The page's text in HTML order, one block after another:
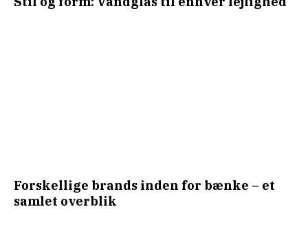
Forskellige brands inden for bænke – et
samlet overblik